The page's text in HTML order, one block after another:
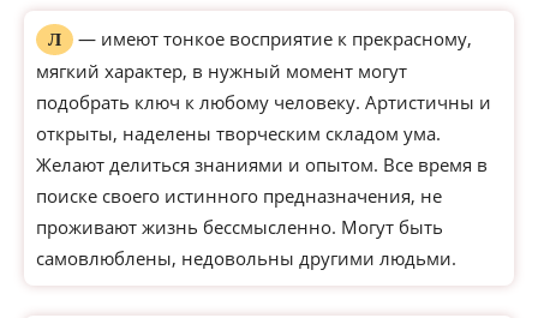
Л
— имеют тонкое восприятие к прекрасному,
мягкий характер, в нужный момент могут
подобрать ключ к любому человеку. Артистичны и
открыты, наделены творческим складом ума.
Желают делиться знаниями и опытом. Все время в
поиске своего истинного предназначения, не
проживают жизнь бессмысленно. Могут быть
самовлюблены, недовольны другими людьми.